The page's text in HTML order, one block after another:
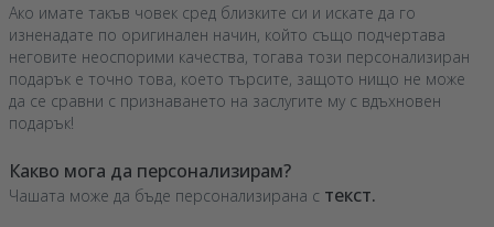
Ако имате такъв човек сред близките си и искате да го
изненадате по оригинален начин, който също подчертава
неговите неоспорими качества, тогава този персонализиран
подарък е точно това, което търсите, защото нищо не може
да се сравни с признаването на заслугите му с вдъхновен
подарък!
Какво мога да персонализирам?
Чашата може да бъде персонализирана с текст.